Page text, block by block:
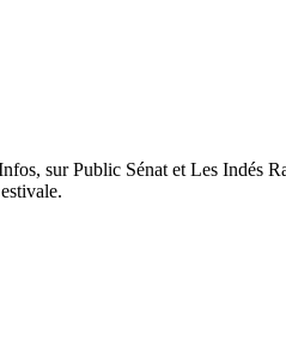
sur Public Sénat et Les Indés